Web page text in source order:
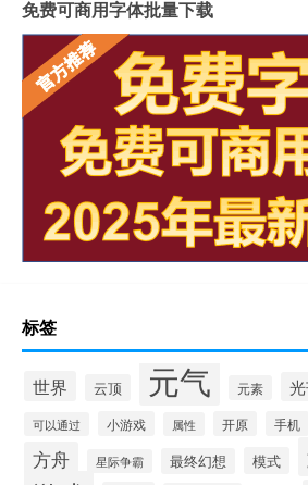
免费可商用字体批量下载
标签
世界 云顶 元气 元素
可以通过 小游戏 属性 开原 手机
方舟 星际争霸 最终幻想 模式